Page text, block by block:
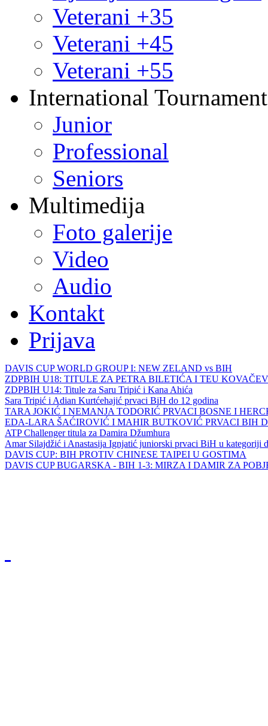
Veterani +35
Veterani +45
Veterani +55
International
Junior
Professional
Seniors
Multimedija
Foto galerije
Video
Audio
Kontakt
Prijava
DAVIS CUP WORLD GROUP I: NEW ZELAND vs BIH
ZDPBIH U18: TITULE ZA PETRA BILETIĆA I TEU
ZDPBIH U14: Titule za Saru Tripić i Kana Ahića
Sara Tripić i Adian Kurtćehajić prvaci BiH do 12 godina
TARA JOKIĆ I NEMANJA TODORIĆ PRVACI BOSNE I
EDA-LARA ŠAĆIROVIĆ I MAHIR BUTKOVIĆ PRVACI BIH
ATP Challenger titula za Damira Džumhura
Amar Silajdžić i Anastasija Ignjatić juniorski prvaci BiH u kategoriji
DAVIS CUP: BIH PROTIV CHINESE TAIPEI U GOSTIMA
DAVIS CUP BUGARSKA - BIH 1-3: MIRZA I DAMIR ZA